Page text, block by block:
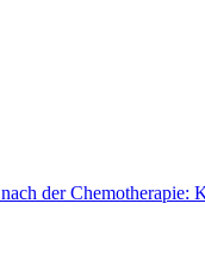
der Chemotherapie: